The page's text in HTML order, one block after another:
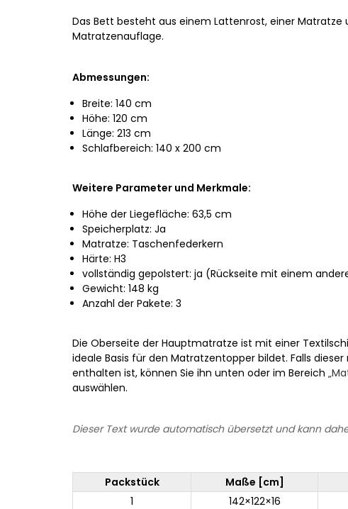
Das Bett besteht aus einem Lattenrost, einer Matratze
Matratzenauflage.
Abmessungen:
Breite: 140 cm
Höhe: 120 cm
Länge: 213 cm
Schlafbereich: 140 x 200 cm
Weitere Parameter und Merkmale:
Höhe der Liegefläche: 63,5 cm
Speicherplatz: Ja
Matratze: Taschenfederkern
Härte: H3
vollständig gepolstert: ja (Rückseite mit einem
Gewicht: 148 kg
Anzahl der Pakete: 3
Die Oberseite der Hauptmatratze ist mit einer
ideale Basis für den Matratzentopper bildet. Falls
enthalten ist, können Sie ihn unten oder im Bereich
auswählen.
Dieser Text wurde automatisch übersetzt und kann
Packstück Maße [cm]
1
142×122×16